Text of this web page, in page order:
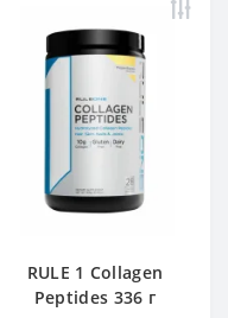
RULE 1 Collagen
Peptides 336 г